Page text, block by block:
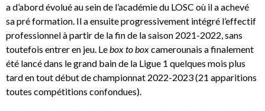
a d’abord évolué au sein de l’académie du LOSC où il a achevé
sa pré formation. Il a ensuite progressivement intégré l’effectif
professionnel à partir de la fin de la saison 2021-2022, sans
toutefois entrer en jeu. Le box to boxcamerounais a finalement
été lancé dans le grand bain de la Ligue 1 quelques mois plus
tard en tout début de championnat 2022-2023 (21 apparitions
toutes compétitions confondues).